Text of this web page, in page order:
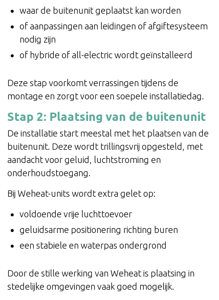
waar de buitenunit geplaatst kan worden
of aanpassingen aan leidingen of afgiftesysteem
nodig zijn
of hybride of all-electric wordt geïnstalleerd
Deze stap voorkomt verrassingen tijdens de
montage en zorgt voor een soepele installatiedag.
Stap 2: Plaatsing van de buitenunit
De installatie start meestal met het plaatsen van de
buitenunit. Deze wordt trillingsvrij opgesteld, met
aandacht voor geluid, luchtstroming en
onderhoudstoegang.
Bij Weheat-units wordt extra gelet op:
voldoende vrije luchttoevoer
geluidsarme positionering richting buren
een stabiele en waterpas ondergrond
Door de stille werking van Weheat is plaatsing in
stedelijke omgevingen vaak goed mogelijk.